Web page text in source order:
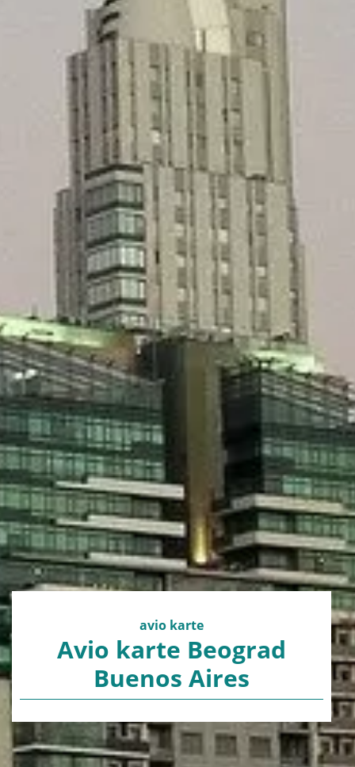
avio karte
Avio karte Beograd
Buenos Aires